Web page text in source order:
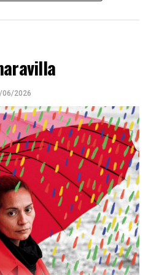
con doble tapa, que
a remarla.
06/2026